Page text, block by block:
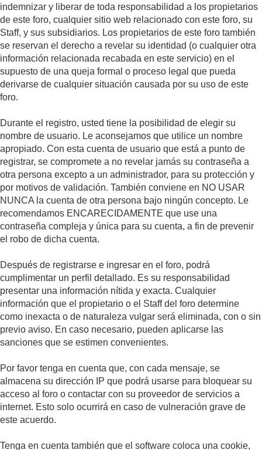
indemnizar y liberar de toda responsabilidad a los propietarios
de este foro, cualquier sitio web relacionado con este foro, su
Staff, y sus subsidiarios. Los propietarios de este foro también
se reservan el derecho a revelar su identidad (o cualquier otra
información relacionada recabada en este servicio) en el
supuesto de una queja formal o proceso legal que pueda
derivarse de cualquier situación causada por su uso de este
foro.
Durante el registro, usted tiene la posibilidad de elegir su
nombre de usuario. Le aconsejamos que utilice un nombre
apropiado. Con esta cuenta de usuario que está a punto de
registrar, se compromete a no revelar jamás su contraseña a
otra persona excepto a un administrador, para su protección y
por motivos de validación. También conviene en NO USAR
NUNCA la cuenta de otra persona bajo ningún concepto. Le
recomendamos ENCARECIDAMENTE que use una
contraseña compleja y única para su cuenta, a fin de prevenir
el robo de dicha cuenta.
Después de registrarse e ingresar en el foro, podrá
cumplimentar un perfil detallado. Es su responsabilidad
presentar una información nítida y exacta. Cualquier
información que el propietario o el Staff del foro determine
como inexacta o de naturaleza vulgar será eliminada, con o sin
previo aviso. En caso necesario, pueden aplicarse las
sanciones que se estimen convenientes.
Por favor tenga en cuenta que, con cada mensaje, se
almacena su dirección IP que podrá usarse para bloquear su
acceso al foro o contactar con su proveedor de servicios a
internet. Esto solo ocurrirá en caso de vulneración grave de
este acuerdo.
Tenga en cuenta también que el software coloca una cookie,